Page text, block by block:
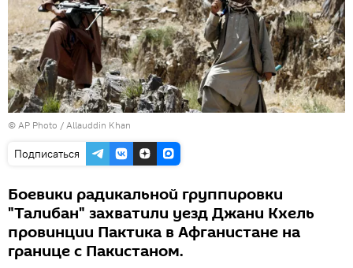
© AP Photo / Allauddin Khan
Подписаться
Боевики радикальной группировки
"Талибан" захватили уезд Джани Кхель
провинции Пактика в Афганистане на
границе с Пакистаном.